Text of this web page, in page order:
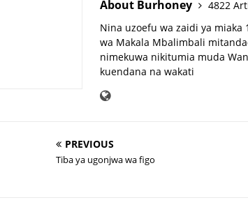
About Burhoney
4822
Nina uzoefu wa zaidi ya miaka
wa Makala Mbalimbali
nimekuwa nikitumia muda
kuendana na wakati
PREVIOUS
Tiba ya ugonjwa wa figo